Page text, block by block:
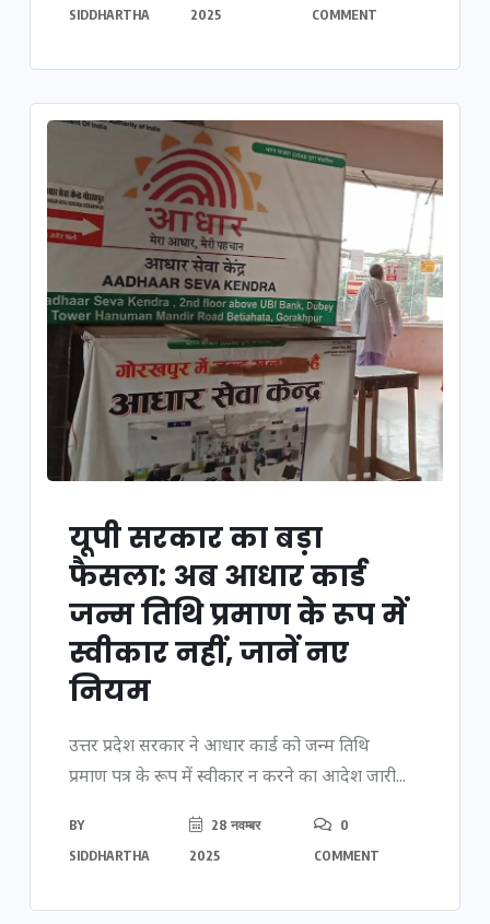
SIDDHARTHA
2025
COMMENT
यूपी सरकार का बड़ा
फैसला: अब आधार कार्ड
जन्म तिथि प्रमाण के रूप में
स्वीकार नहीं, जानें नए
नियम
उत्तर प्रदेश सरकार ने आधार कार्ड को जन्म तिथि
प्रमाण पत्र के रूप में स्वीकार न करने का आदेश जारी...
BY
SIDDHARTHA
28 नवम्बर
2025
0
COMMENT